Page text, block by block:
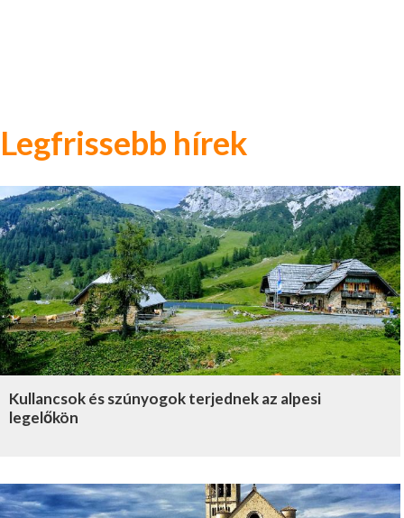
Legfrissebb hírek
Kullancsok és szúnyogok terjednek az alpesi
legelőkön